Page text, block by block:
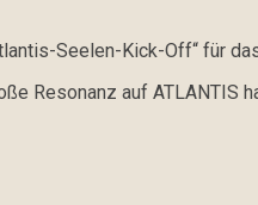
Seelen-Kick-Off“ für
Resonanz auf ATLANTIS